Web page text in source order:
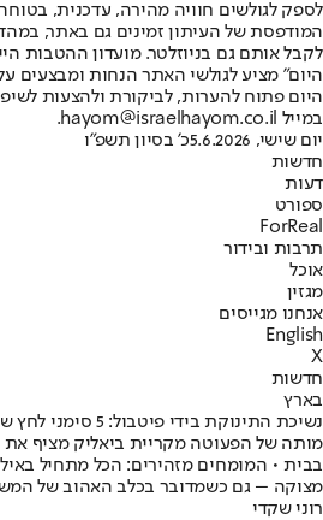
לספק לגולשים חוויה מהירה, עדכנית,
המודפסת של העיתון זמינים גם באתר,
לקבל אותם גם בניוזלטר. מועדון ההטבות
היום" מציע לגולשי האתר הנחות ומבצעים
היום פתוח להערות, לביקורת ולהצעות
במייל hayom@israelhayom.co.il.
יום שישי, 5.6.2026
כ' בסיון תשפ"ו
חדשות
דעות
ספורט
ForReal
תרבות ובידור
אוכל
מגזין
אנחנו מגייסים
English
X
חדשות
בארץ
נשיכת התינוקת בידי פיטבול: 5 סימני לחץ שבעלי כלבים חייבים להכיר
מותה של הפעוטה מקריית ביאליק מציף את
בבית • המומחים מזהירים: הכל מתחיל
מצוקה – גם כשמדובר בכלב האהוב של
רוני שקדי